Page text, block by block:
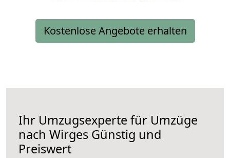
Kostenlose Angebote erhalten
Ihr Umzugsexperte für Umzüge
nach Wirges Günstig und
Preiswert